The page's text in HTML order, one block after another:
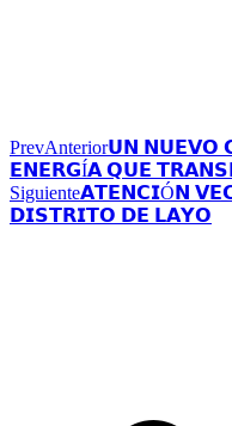
PrevAnterior𝗨𝗡 𝗡𝗨𝗘𝗩𝗢
𝗘𝗡𝗘𝗥𝗚Í𝗔 𝗤𝗨𝗘
Siguiente𝗔𝗧𝗘𝗡𝗖𝗜Ó𝗡
𝗗𝗜𝗦𝗧𝗥𝗜𝗧𝗢 𝗗𝗘 𝗟𝗔𝗬𝗢